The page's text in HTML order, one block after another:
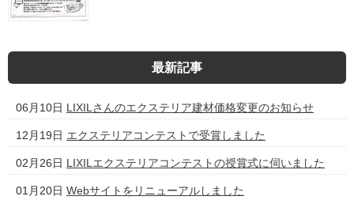
最新記事
06月10日 LIXILさんのエクステリア建材価格変更のお知らせ
12月19日 エクステリアコンテストで受賞しました
02月26日 LIXILエクステリアコンテストの授賞式に伺いました
01月20日 Webサイトをリニューアルしました